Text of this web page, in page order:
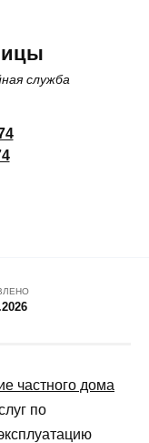
служба
частного дома
по